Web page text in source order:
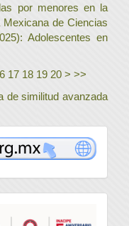
por menores en la
Mexicana de Ciencias
Adolescentes en
17 18 19 20 > >>
de similitud avanzada